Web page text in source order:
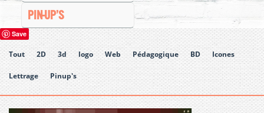
PIN-UP’S
Save
Tout 2D 3d logo Web Pédagogique BD Icones
Lettrage Pinup's